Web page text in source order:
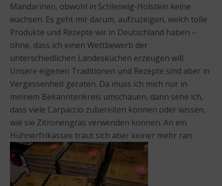
Mandarinen, obwohl in Schleswig-Holstein keine
wachsen. Es geht mir darum, aufzuzeigen, welch tolle
Produkte und Rezepte wir in Deutschland haben –
ohne, dass ich einen Wettbewerb der
unterschiedlichen Landesküchen erzeugen will.
Unsere eigenen Traditionen und Rezepte sind aber in
Vergessenheit geraten. Da muss ich mich nur in
meinem Bekanntenkreis umschauen, dann sehe ich,
dass viele Carpaccio zubereiten können oder wissen,
wie sie Zitronengras verwenden können. An ein
Hühnerfrikassee traut sich aber keiner mehr ran.